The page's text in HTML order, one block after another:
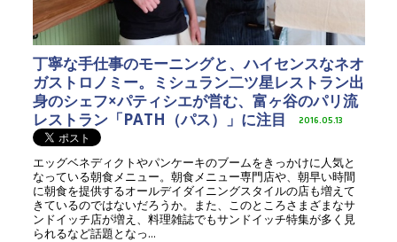
丁寧な手仕事のモーニングと、ハイセンスなネオ
ガストロノミー。ミシュラン二ツ星レストラン出
身のシェフ×パティシエが営む、富ヶ谷のパリ流
レストラン「PATH（パス）」に注目
2016.05.13
エッグベネディクトやパンケーキのブームをきっかけに人気と
なっている朝食メニュー。朝食メニュー専門店や、朝早い時間
に朝食を提供するオールデイダイニングスタイルの店も増えて
きているのではないだろうか。また、このところさまざまなサ
ンドイッチ店が増え、料理雑誌でもサンドイッチ特集が多く見
られるなど話題となっ...